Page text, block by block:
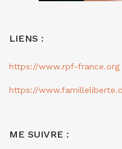
LIENS :
https://www.rpf-france.org
https://
ME SUIVRE :